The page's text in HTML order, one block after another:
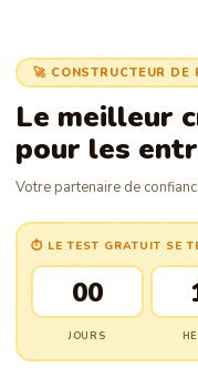
🚀 CONSTRUCTEUR DE
Le meilleur
pour les
Votre partenaire de
⏱ LE TEST GRATUIT SE
00
JOURS